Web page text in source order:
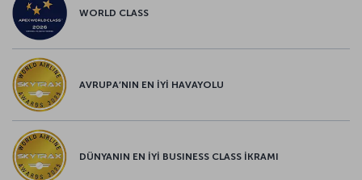
WORLD CLASS
AVRUPA’NIN EN İYİ HAVAYOLU
DÜNYANIN EN İYİ BUSINESS CLASS İKRAMI